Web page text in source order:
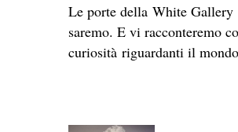
Le porte della White
saremo. E vi racconteremo
curiosità riguardanti il